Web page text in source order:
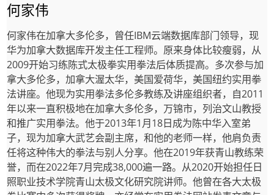
何家伟
何家伟在加拿大多伦多，曾任IBM云端数据库部门领导，现
华为加拿大数据库开发主任工程师。原来身体比较瘦弱，从
2009开始习练陈式太极拳实用拳法后体质提高。多次参与加
拿大多伦多，加拿大渥太华，美国爱荷华，美国纽约实用拳
法讲座。他现为实用拳法多伦多教练及讲座组织者，自2011
年以来一直积极地在加拿大多伦多，万锦市，列治文山教授
和推广实用拳法。他于2013年1月18日成为陈中华入室弟
子，现为加拿大武艺会副主席，和他的老师一样，他肩负责
任将这种伟大的拳法与别人分享。他在2019年获青山教练荣
誉，而在2022年7月完成38,000遍一路。从2020开始担任日
照职业技术学院青山太极文化研究院讲师。他曾在各大太极